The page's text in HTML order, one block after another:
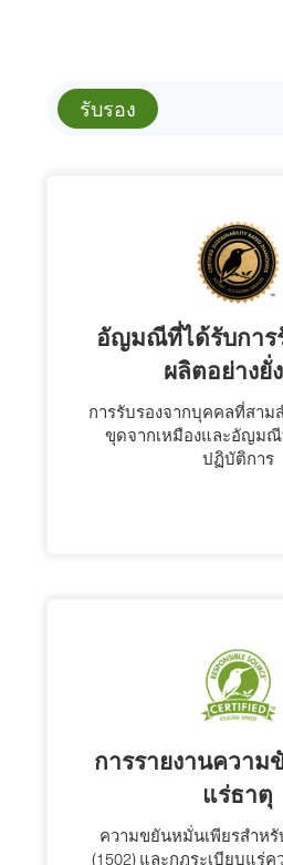
รับรอง
อัญมณีที่ได้รับการ
ผลิตอย่างยั่
การรับรองจากบุคคลที่สา
ขุดจากเหมืองและอัญม
ปฏิบัติการ
การรายงานความ
แร่ธาตุ
ความขยันหมั่นเพียรสําหรั
(1502) และกฎระเบียบแร่